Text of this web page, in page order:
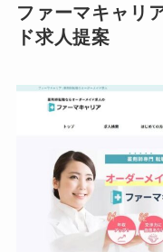
ファーマキャリ
ド求人提案